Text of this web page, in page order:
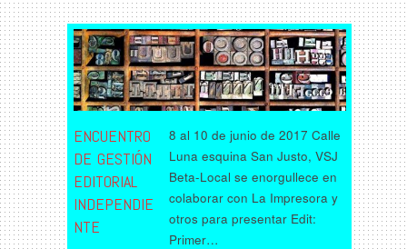
ENCUENTRO
DE GESTIÓN
EDITORIAL
INDEPENDIE
NTE
8 al 10 de junio de 2017 Calle
Luna esquina San Justo, VSJ
Beta-Local se enorgullece en
colaborar con La Impresora y
otros para presentar Edit:
Primer…